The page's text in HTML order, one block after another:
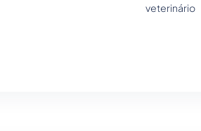
veterinário